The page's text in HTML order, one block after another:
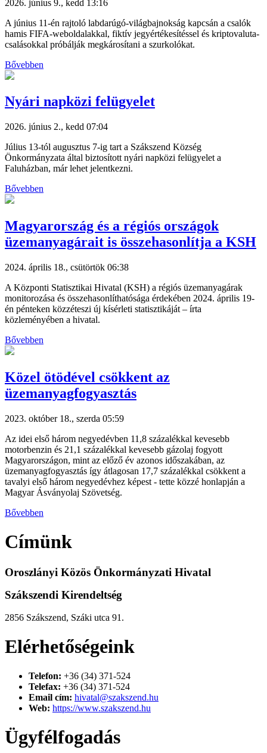
2026. június 9., kedd 13:16
A június 11-én rajtoló labdarúgó-világbajnokság kapcsán a csalók
hamis FIFA-weboldalakkal, fiktív jegyértékesítéssel és kriptovaluta-
csalásokkal próbálják megkárosítani a szurkolókat.
Bővebben
Nyári napközi felügyelet
2026. június 2., kedd 07:04
Július 13-tól augusztus 7-ig tart a Szákszend Község
Önkormányzata által biztosított nyári napközi felügyelet a
Faluházban, már lehet jelentkezni.
Bővebben
Magyarország és a régiós országok
üzemanyagárait is összehasonlítja a KSH
2024. április 18., csütörtök 06:38
A Központi Statisztikai Hivatal (KSH) a régiós üzemanyagárak
monitorozása és összehasonlíthatósága érdekében 2024. április 19-
én pénteken közzéteszi új kísérleti statisztikáját – írta
közleményében a hivatal.
Bővebben
Közel ötödével csökkent az
üzemanyagfogyasztás
2023. október 18., szerda 05:59
Az idei első három negyedévben 11,8 százalékkal kevesebb
motorbenzin és 21,1 százalékkal kevesebb gázolaj fogyott
Magyarországon, mint az előző év azonos időszakában, az
üzemanyagfogyasztás így átlagosan 17,7 százalékkal csökkent a
tavalyi első három negyedévhez képest - tette közzé honlapján a
Magyar Ásványolaj Szövetség.
Bővebben
Címünk
Oroszlányi Közös Önkormányzati Hivatal
Szákszendi Kirendeltség
2856 Szákszend, Száki utca 91.
Elérhetőségeink
Telefon: +36 (34) 371-524
Telefax: +36 (34) 371-524
Email cím: hivatal@szakszend.hu
Web: https://www.szakszend.hu
Ügyfélfogadás